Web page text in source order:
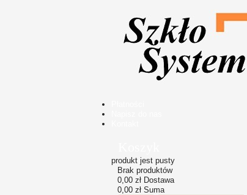
produkt jest pusty
Brak produktów
0,00 zł Dostawa
0,00 zł Suma